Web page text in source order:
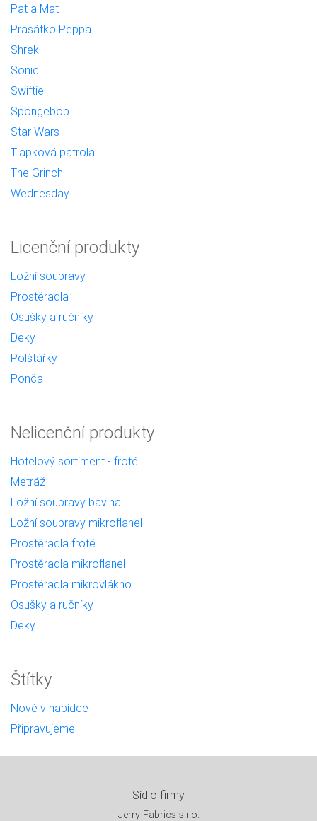
Pat a Mat
Prasátko Peppa
Shrek
Sonic
Swiftie
Spongebob
Star Wars
Tlapková patrola
The Grinch
Wednesday
Licenční produkty
Ložní soupravy
Prostěradla
Osušky a ručníky
Deky
Polštářky
Ponča
Nelicenční produkty
Hotelový sortiment - froté
Metráž
Ložní soupravy bavlna
Ložní soupravy mikroflanel
Prostěradla froté
Prostěradla mikroflanel
Prostěradla mikrovlákno
Osušky a ručníky
Deky
Štítky
Nově v nabídce
Připravujeme
Sídlo firmy
Jerry Fabrics s.r.o.